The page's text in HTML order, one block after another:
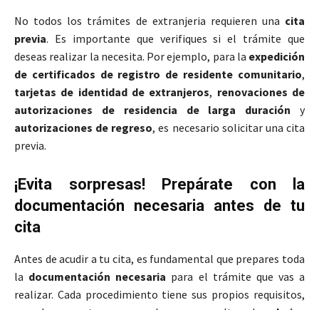
No todos los trámites de extranjeria requieren una cita
previa. Es importante que verifiques si el trámite que
deseas realizar la necesita. Por ejemplo, para la expedición
de certificados de registro de residente comunitario,
tarjetas de identidad de extranjeros, renovaciones de
autorizaciones de residencia de larga duración y
autorizaciones de regreso, es necesario solicitar una cita
previa.
¡Evita sorpresas! Prepárate con la
documentación necesaria antes de tu
cita
Antes de acudir a tu cita, es fundamental que prepares toda
la documentación necesaria para el trámite que vas a
realizar. Cada procedimiento tiene sus propios requisitos,